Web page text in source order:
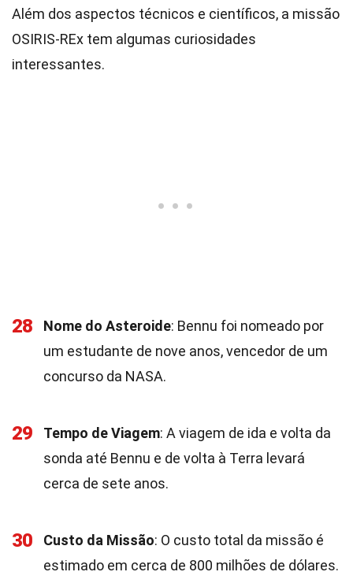
Além dos aspectos técnicos e científicos, a missão
OSIRIS-REx tem algumas curiosidades
interessantes.
28 Nome do Asteroide: Bennu foi nomeado por
um estudante de nove anos, vencedor de um
concurso da NASA.
29 Tempo de Viagem: A viagem de ida e volta da
sonda até Bennu e de volta à Terra levará
cerca de sete anos.
30 Custo da Missão: O custo total da missão é
estimado em cerca de 800 milhões de dólares.